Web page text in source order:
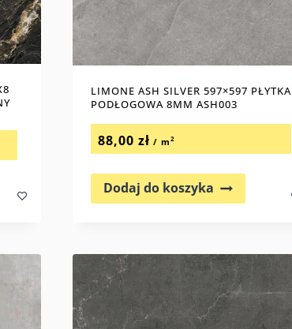
LIMONE ASH SILVER 597×597 PŁYTKA
PODŁOGOWA 8MM ASH003
88,00zł / m2
Dodaj do koszyka